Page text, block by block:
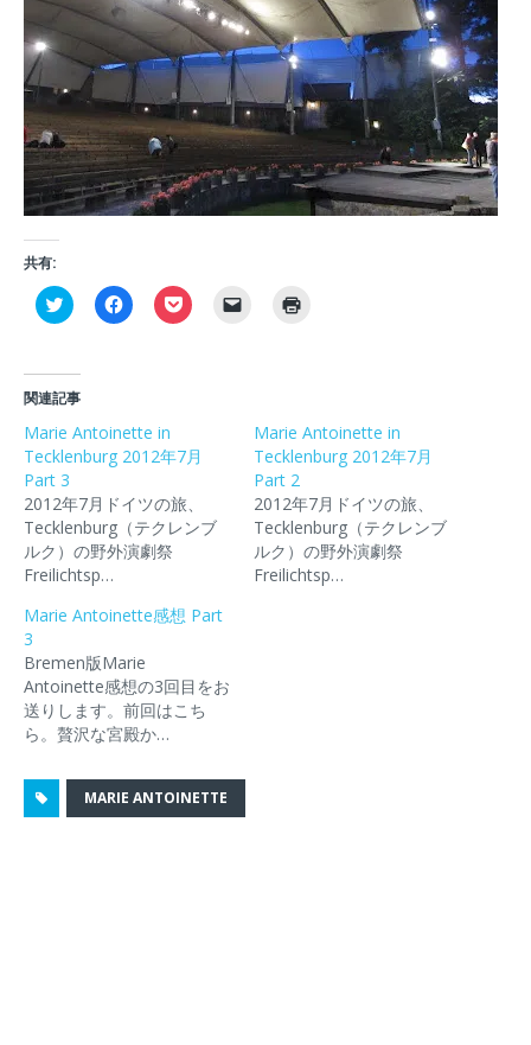
共有:
ク
リ
て
T
w
t
t
e
r
で
共
有
新
し
ウ
ィ
ド
ウ
で
開
き
ま
す
F
a
で
共
有
に
は
ク
リ
ッ
て
く
さ
い
(
新
し
い
ウ
ン
ド
ウ
ク
リ
e
t
シ
ェ
ア
ウ
ィ
で
開
き
に
メ
ー
ル
で
リ
ン
ク
を
送
信
ま
(
新
し
ィ
ン
ド
ウ
で
開
関連記事
Marie Antoinette in
Tecklenburg 2012年7月
Part 3
2012年7月ドイツの旅、
Tecklenburg（テクレンブ
ルク）の野外演劇祭
Freilichtsp…
Marie Antoinette in
Tecklenburg 2012年7月
Part 2
2012年7月ドイツの旅、
Tecklenburg（テクレンブ
ルク）の野外演劇祭
Freilichtsp…
Marie Antoinette感想 Part
3
Bremen版Marie
Antoinette感想の3回目をお
送りします。前回はこち
ら。贅沢な宮殿か…
MARIE ANTOINETTE